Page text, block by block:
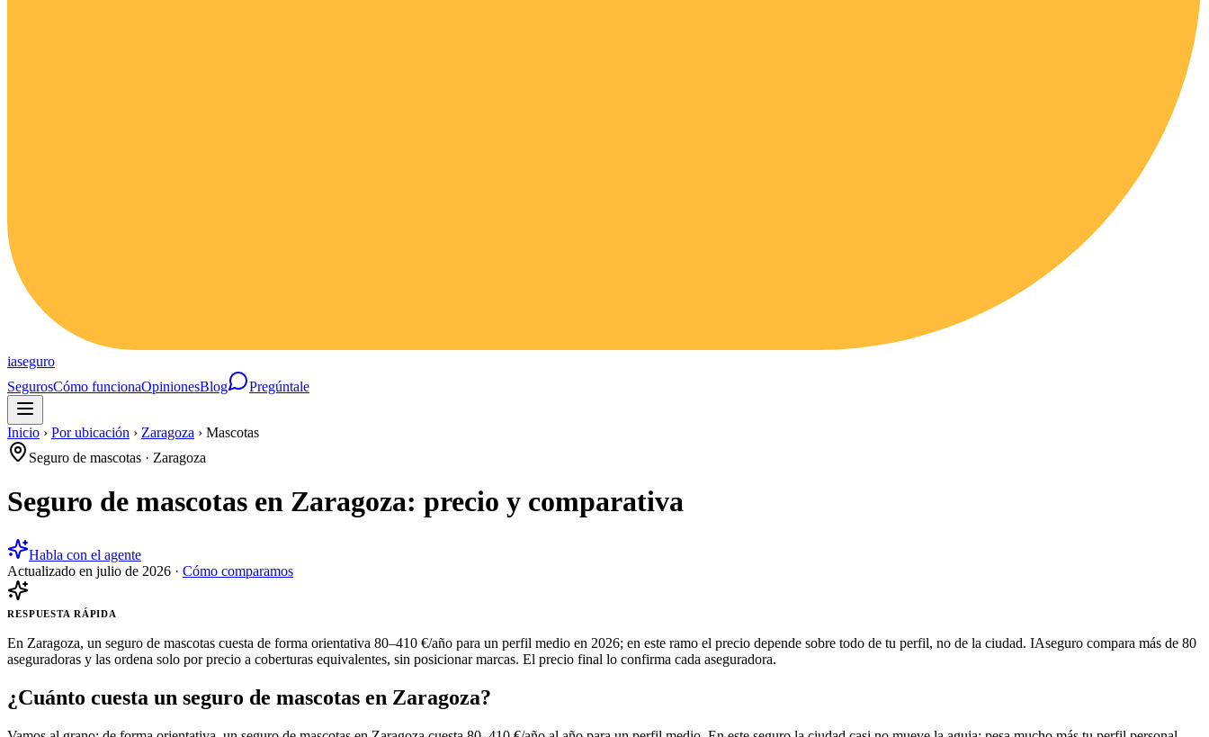
iaseguro
SegurosCómo funcionaOpinionesBlog Pregúntale
Inicio › Por ubicación › Zaragoza › Mascotas
Seguro de mascotas · Zaragoza
Seguro de mascotas en Zaragoza: precio y comparativa
Habla con el agente
Actualizado en julio de 2026 · Cómo comparamos
RESPUESTA RÁPIDA
En Zaragoza, un seguro de mascotas cuesta de forma orientativa 80–410 €/año para un perfil medio en 2026; en este ramo el precio depende sobre todo de tu perfil, no de la ciudad. IAseguro compara más de 80
aseguradoras y las ordena solo por precio a coberturas equivalentes, sin posicionar marcas. El precio final lo confirma cada aseguradora.
¿Cuánto cuesta un seguro de mascotas en Zaragoza?